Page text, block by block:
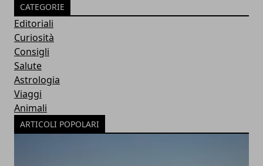
CATEGORIE
Editoriali
Curiosità
Consigli
Salute
Astrologia
Viaggi
Animali
ARTICOLI POPOLARI